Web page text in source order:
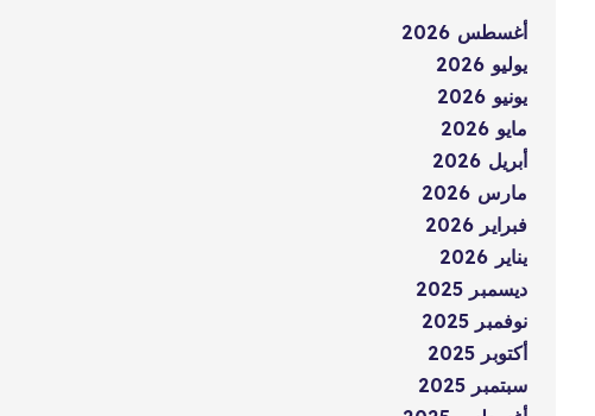
أغسطس 2026
يوليو 2026
يونيو 2026
مايو 2026
أبريل 2026
مارس 2026
فبراير 2026
يناير 2026
ديسمبر 2025
نوفمبر 2025
أكتوبر 2025
سبتمبر 2025